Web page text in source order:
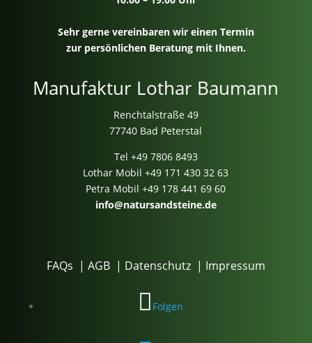
Sehr gerne vereinbaren wir einen Termin
zur persönlichen Beratung mit Ihnen.
Manufaktur Lothar Baumann
Renchtalstraße 49
77740 Bad Peterstal
Tel +49 7806 8493
Lothar Mobil+49 171 430 32 63
Petra Mobil+49 178 441 69 60
info@natursandsteine.de
FAQs | AGB| Datenschutz| Impressum
Folgen